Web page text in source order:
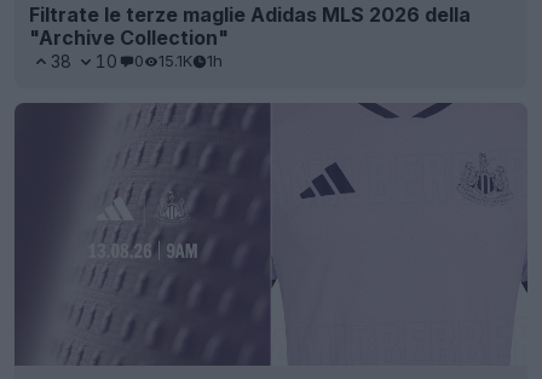
Filtrate le terze maglie Adidas MLS 2026 della
"Archive Collection"
38 10 0 15.1K 1h